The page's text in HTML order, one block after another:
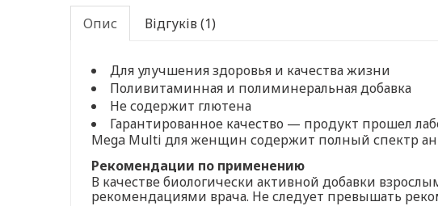
Опис Відгуків (1)
Для улучшения здоровья и качества жизни
Поливитаминная и полиминеральная добавка
Не содержит глютена
Гарантированное качество — продукт прошел
Mega Multi для женщин содержит полный спектр
Рекомендации по применению
В качестве биологически активной добавки
рекомендациями врача. Не следует превышать